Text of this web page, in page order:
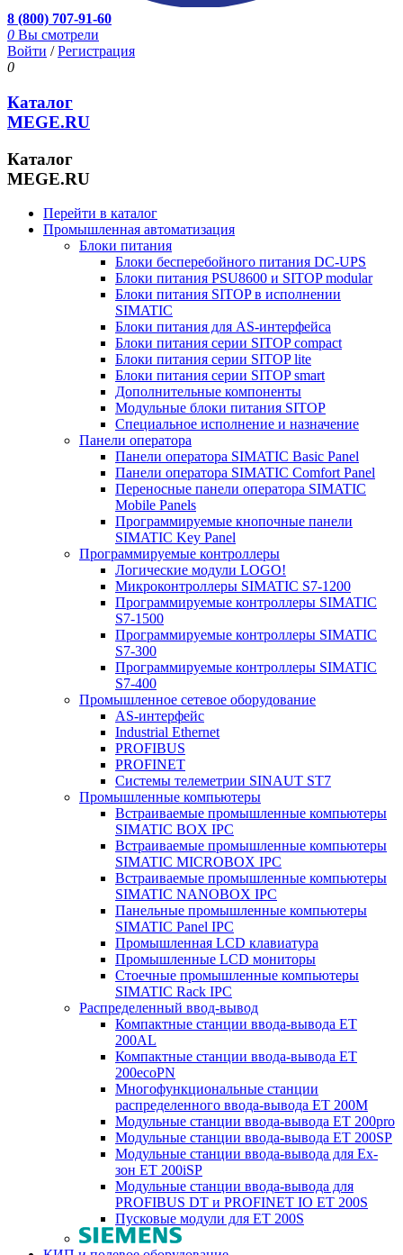
8 (800) 707-91-60
0 Вы смотрели
Войти /Регистрация
0
Каталог
MEGE.RU
Каталог
MEGE.RU
Перейти в каталог
Промышленная автоматизация
Блоки питания
Блоки бесперебойного питания DC-UPS
Блоки питания PSU8600 и SITOP modular
Блоки питания SITOP в исполнении
SIMATIC
Блоки питания для AS-интерфейса
Блоки питания серии SITOP compact
Блоки питания серии SITOP lite
Блоки питания серии SITOP smart
Дополнительные компоненты
Модульные блоки питания SITOP
Специальное исполнение и назначение
Панели оператора
Панели оператора SIMATIC Basic Panel
Панели оператора SIMATIC Comfort Panel
Переносные панели оператора SIMATIC
Mobile Panels
Программируемые кнопочные панели
SIMATIC Key Panel
Программируемые контроллеры
Логические модули LOGO!
Микроконтроллеры SIMATIC S7-1200
Программируемые контроллеры SIMATIC
S7-1500
Программируемые контроллеры SIMATIC
S7-300
Программируемые контроллеры SIMATIC
S7-400
Промышленное сетевое оборудование
AS-интерфейс
Industrial Ethernet
PROFIBUS
PROFINET
Системы телеметрии SINAUT ST7
Промышленные компьютеры
Встраиваемые промышленные компьютеры
SIMATIC BOX IPC
Встраиваемые промышленные компьютеры
SIMATIC MICROBOX IPC
Встраиваемые промышленные компьютеры
SIMATIC NANOBOX IPC
Панельные промышленные компьютеры
SIMATIC Panel IPC
Промышленная LCD клавиатура
Промышленные LCD мониторы
Стоечные промышленные компьютеры
SIMATIC Rack IPC
Распределенный ввод-вывод
Компактные станции ввода-вывода ET
200AL
Компактные станции ввода-вывода ET
200ecoPN
Многофункциональные станции
распределенного ввода-вывода ET 200M
Модульные станции ввода-вывода ET 200pro
Модульные станции ввода-вывода ET 200SP
Модульные станции ввода-вывода для Ex-
зон ET 200iSP
Модульные станции ввода-вывода для
PROFIBUS DT и PROFINET IO ET 200S
Пусковые модули для ET 200S